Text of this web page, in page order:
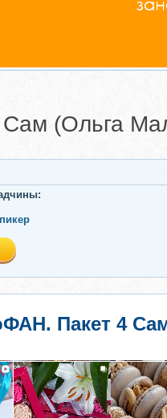
(Ольга
Пакет 4